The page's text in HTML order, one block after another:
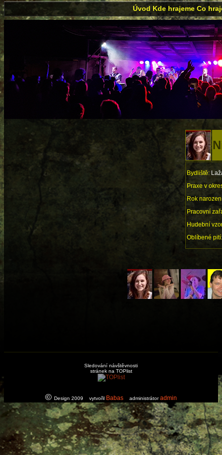
Úvod Kde hrajeme Co
Bydliště:
Praxe v
Rok
Pracovní
Hudební
Oblíbené pití:
Sledování návštěvnosti
stránek na TOPlist
© Design 2009 vytvořil Babas administrátoradmin